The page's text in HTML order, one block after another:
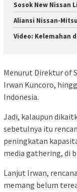
Sosok New Nissan
Aliansi Nissan-
Video: Kelemahan
Menurut Direktur of
Irwan Kuncoro,
Indonesia.
Jadi, kalaupun
sebetulnya itu
peningkatan
media gathering, di
Lanjut Irwan,
memang belum